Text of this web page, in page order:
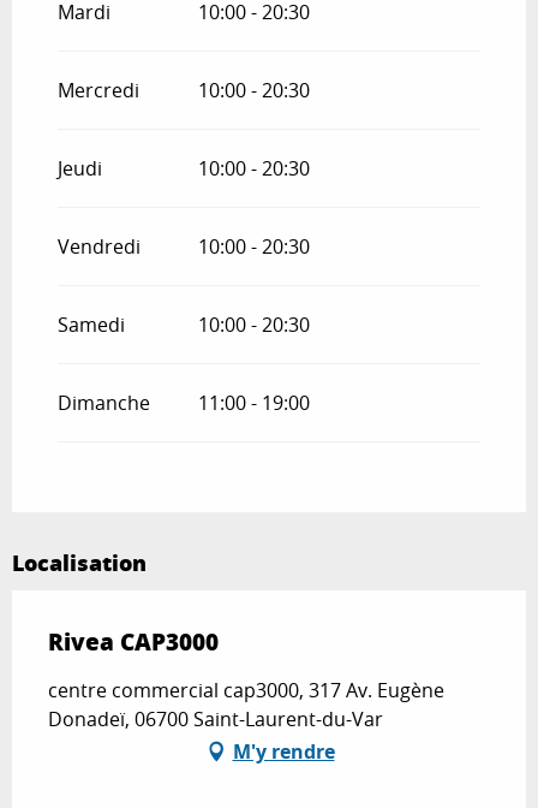
Mardi 10:00 - 20:30
Mercredi 10:00 - 20:30
Jeudi 10:00 - 20:30
Vendredi 10:00 - 20:30
Samedi 10:00 - 20:30
Dimanche 11:00 - 19:00
Localisation
Rivea CAP3000
centre commercial cap3000, 317 Av. Eugène
Donadeï, 06700 Saint-Laurent-du-Var
M'y rendre